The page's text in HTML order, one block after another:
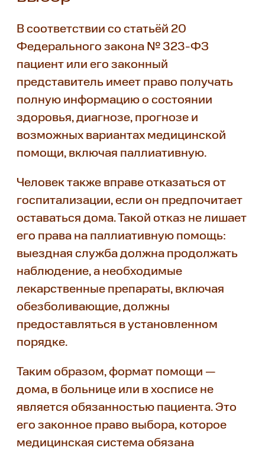
В соответствии со статьёй 20
Федерального закона № 323-ФЗ
пациент или его законный
представитель имеет право получать
полную информацию о состоянии
здоровья, диагнозе, прогнозе и
возможных вариантах медицинской
помощи, включая паллиативную.
Человек также вправе отказаться от
госпитализации, если он предпочитает
оставаться дома. Такой отказ не лишает
его права на паллиативную помощь:
выездная служба должна продолжать
наблюдение, а необходимые
лекарственные препараты, включая
обезболивающие, должны
предоставляться в установленном
порядке.
Таким образом, формат помощи —
дома, в больнице или в хосписе не
является обязанностью пациента. Это
его законное право выбора, которое
медицинская система обязана